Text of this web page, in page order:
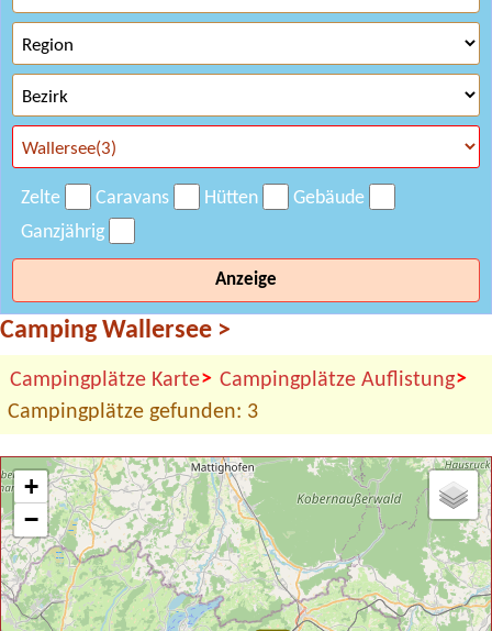
Zelte Caravans Hütten
Gebäude
Ganzjährig
Anzeige
Camping Wallersee >
Campingplätze Karte> Campingplätze Auflistung>
Campingplätze gefunden: 3
+
−